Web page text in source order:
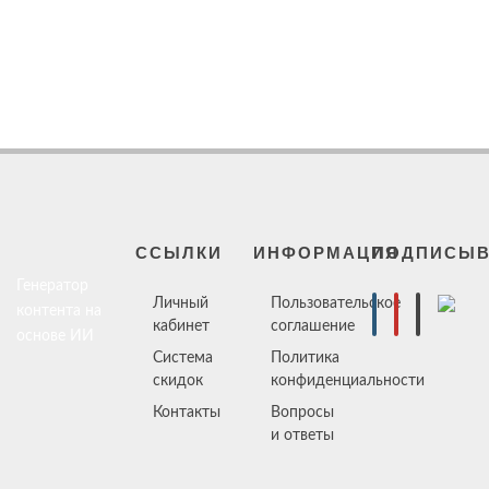
ССЫЛКИ
Личный
кабинет
Система
скидок
Контакты
ИНФОРМАЦИЯ
Пользовательское
соглашение
Политика
конфиденциальности
Вопросы
и ответы